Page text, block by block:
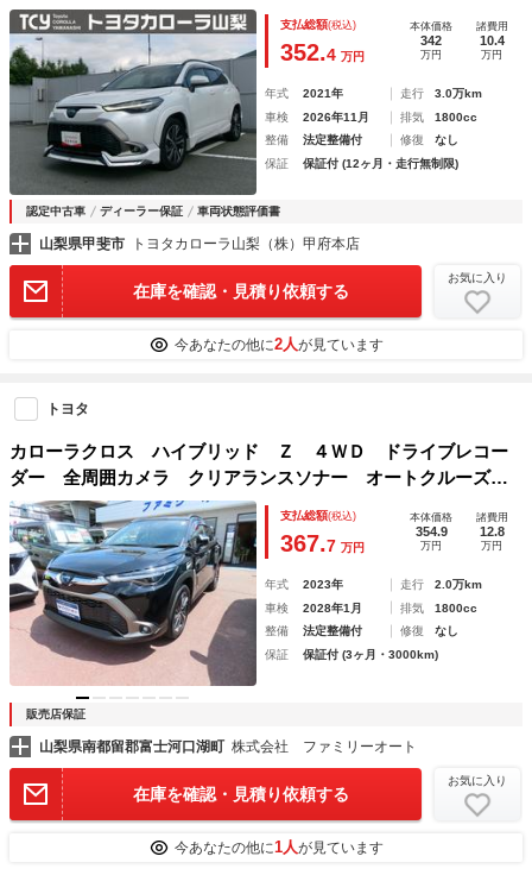
ドランプ スマートキー ハイブリッド フルエアロ 記録
簿 オートクルーズコントロール
支払総額(税込)
352.4 万円
本体価格
342
万円
諸費用
10.4
万円
年式 2021年 走行
3.0万km
車検
2026年11月 排気
1800cc
整備
法定整備付 修復
なし
保証
保証付 (12ヶ月・走行無制限)
認定中古車 ディーラー保証 車両状態評価書
山梨県甲斐市 トヨタカローラ山梨（株）甲府本店
在庫を確認・見積り依頼する
お気に入り
今あなたの他に2人が見ています
トヨタ
カローラクロス ハイブリッド Ｚ ４ＷＤ ドライブレコー
ダー 全周囲カメラ クリアランスソナー オートクルーズコ
ントロール レーンアシスト 衝突被害軽減システム ナビ
オートマチックハイビーム オートライト ＬＥＤヘッドラン
プ
支払総額(税込)
367.7 万円
本体価格
354.9
万円
諸費用
12.8
万円
年式 2023年 走行
2.0万km
車検
2028年1月 排気
1800cc
整備
法定整備付 修復
なし
保証
保証付 (3ヶ月・3000km)
販売店保証
山梨県南都留郡富士河口湖町 株式会社 ファミリーオート
在庫を確認・見積り依頼する
お気に入り
今あなたの他に1人が見ています